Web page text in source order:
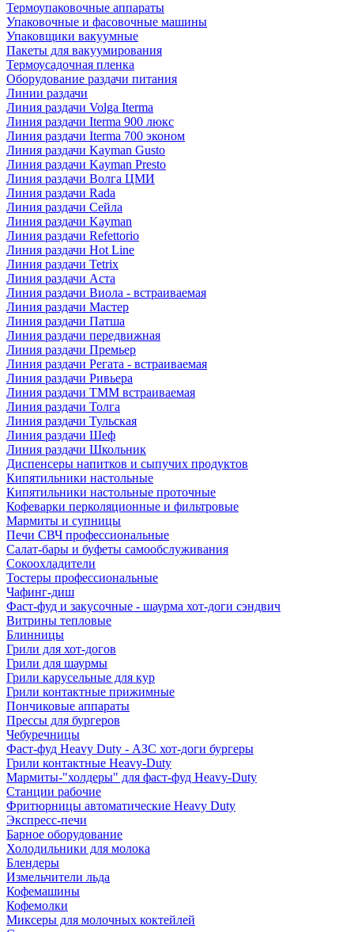
Термоупаковочные аппараты
Упаковочные и фасовочные машины
Упаковщики вакуумные
Пакеты для вакуумирования
Термоусадочная пленка
Оборудование раздачи питания
Линии раздачи
Линия раздачи Volga Iterma
Линия раздачи Iterma 900 люкс
Линия раздачи Iterma 700 эконом
Линия раздачи Kayman Gusto
Линия раздачи Kayman Presto
Линия раздачи Волга ЦМИ
Линия раздачи Rada
Линия раздачи Сейла
Линия раздачи Kayman
Линия раздачи Refettorio
Линия раздачи Hot Line
Линия раздачи Tetrix
Линия раздачи Аста
Линия раздачи Виола - встраиваемая
Линия раздачи Мастер
Линия раздачи Патша
Линия раздачи передвижная
Линия раздачи Премьер
Линия раздачи Регата - встраиваемая
Линия раздачи Ривьера
Линия раздачи ТММ встраиваемая
Линия раздачи Толга
Линия раздачи Тульская
Линия раздачи Шеф
Линия раздачи Школьник
Диспенсеры напитков и сыпучих продуктов
Кипятильники настольные
Кипятильники настольные проточные
Кофеварки перколяционные и фильтровые
Мармиты и супницы
Печи СВЧ профессиональные
Салат-бары и буфеты самообслуживания
Сокоохладители
Тостеры профессиональные
Чафинг-диш
Фаст-фуд и закусочные - шаурма хот-доги сэндвич
Витрины тепловые
Блинницы
Грили для хот-догов
Грили для шаурмы
Грили карусельные для кур
Грили контактные прижимные
Пончиковые аппараты
Прессы для бургеров
Чебуречницы
Фаст-фуд Heavy Duty - АЗС хот-доги бургеры
Грили контактные Heavy-Duty
Мармиты-"холдеры" для фаст-фуд Heavy-Duty
Станции рабочие
Фритюрницы автоматические Heavy Duty
Экспресс-печи
Барное оборудование
Холодильники для молока
Блендеры
Измельчители льда
Кофемашины
Кофемолки
Миксеры для молочных коктейлей